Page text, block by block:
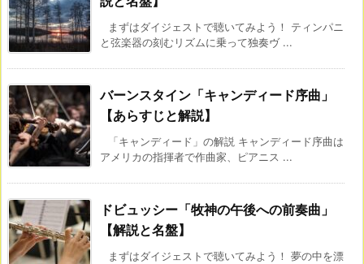
まずはダイジェストで聴いてみよう！ ティンパニ
と弦楽器の刻むリズムに乗って独奏ヴ ...
バーンスタイン「キャンディード序曲」
【あらすじと解説】
「キャンディード」の解説 キャンディード序曲は
アメリカの指揮者で作曲家、ピアニス ...
ドビュッシー「牧神の午後への前奏曲」
【解説と名盤】
まずはダイジェストで聴いてみよう！ 夢の中を漂